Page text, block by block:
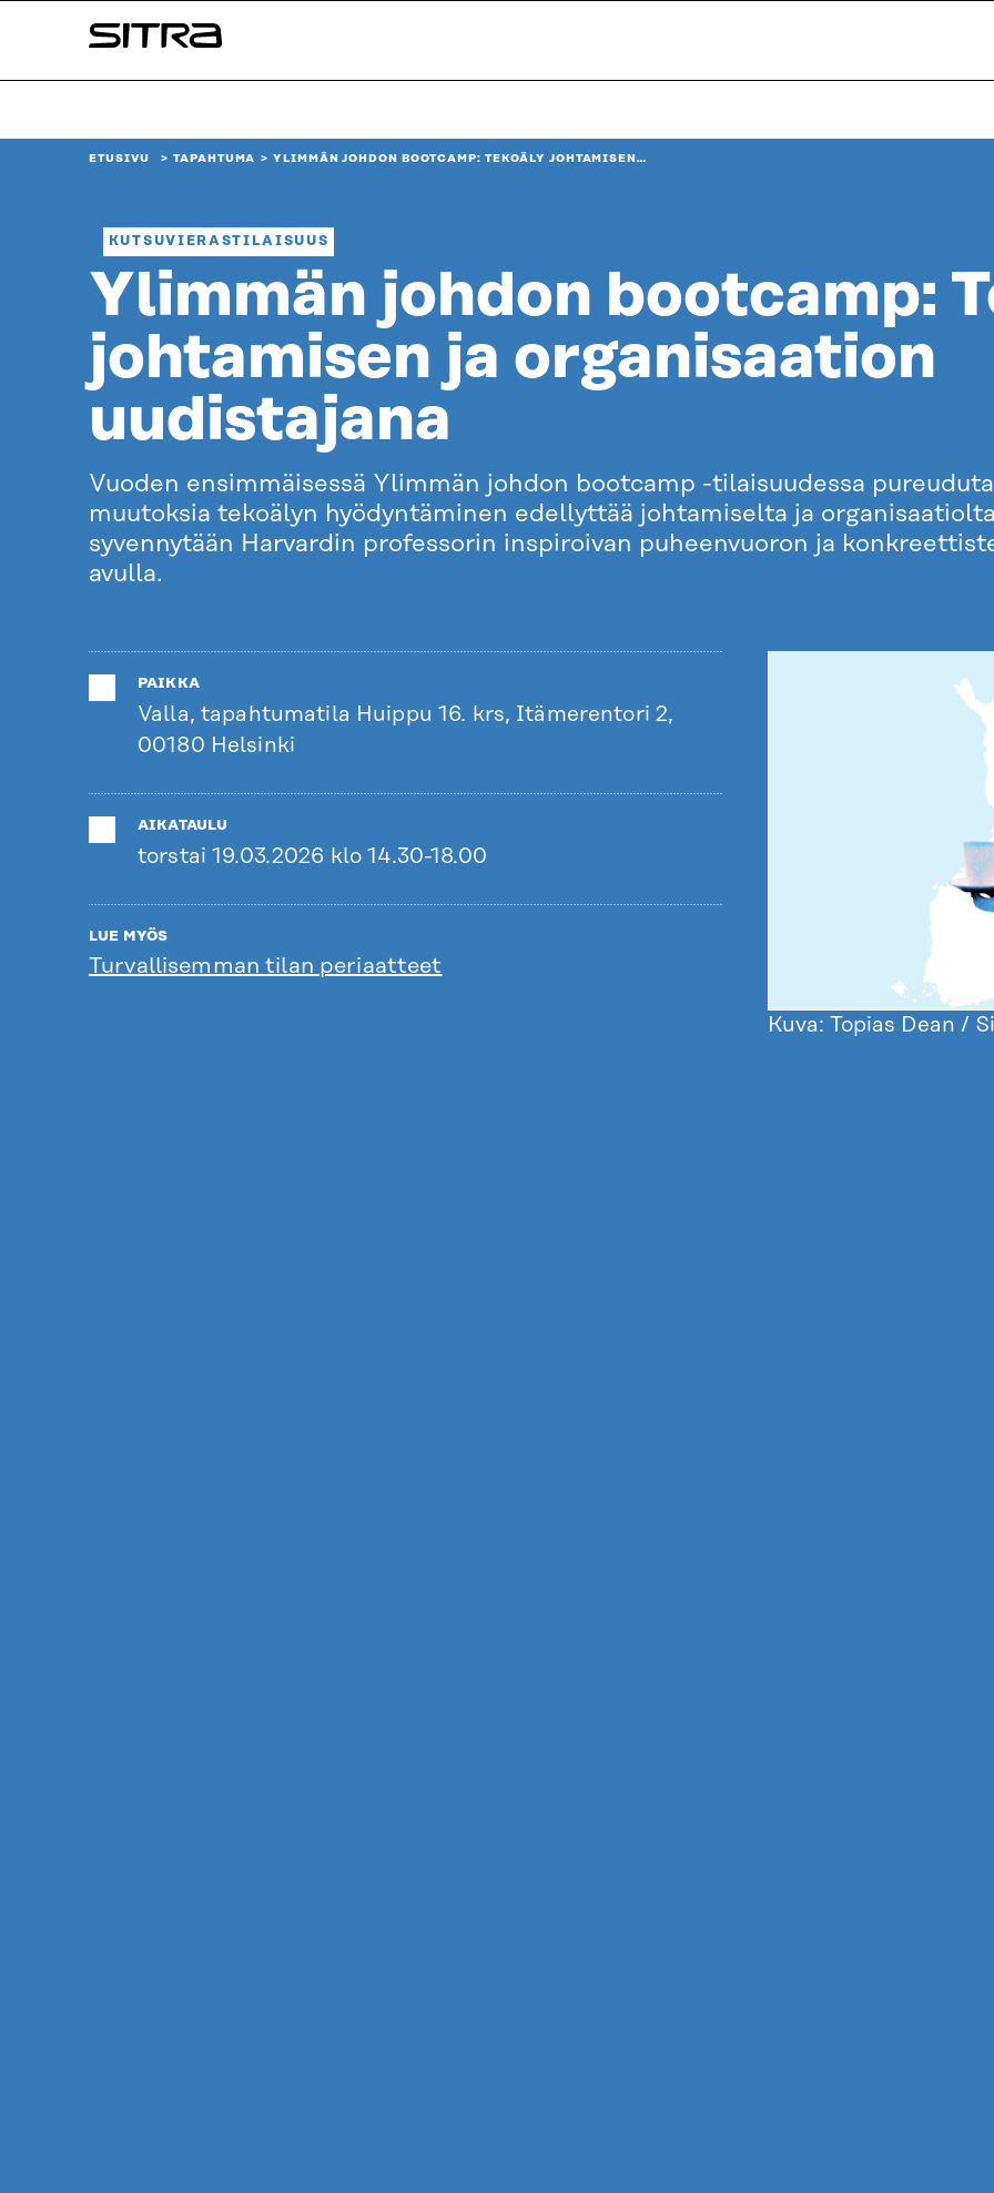
sisältöön
Sitra
ETUSIVU TAPAHTUMA YLIMMÄN JOHDON BOOTCAMP: TEKOÄLY JOHTAMISEN…
KUTSUVIERASTILAISUUS
Ylimmän johdon bootcamp:
johtamisen ja organisaation
uudistajana
Vuoden ensimmäisessä Ylimmän johdon bootcamp -tilaisuudessa
muutoksia tekoälyn hyödyntäminen edellyttää johtamiselta ja
syvennytään Harvardin professorin inspiroivan puheenvuoron ja
avulla.
PAIKKA
Valla, tapahtumatila Huippu 16. krs, Itämerentori 2,
00180 Helsinki
AIKATAULU
torstai 19.03.2026 klo 14.30-18.00
LUE MYÖS
Turvallisemman tilan periaatteet
Kuva: Topias Dean /